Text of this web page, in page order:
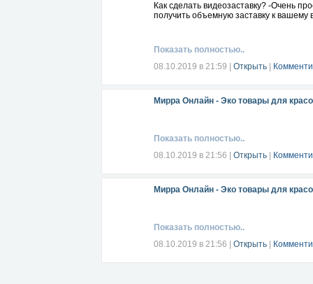
Как сделать видеозаставку? -Очень
получить объемную заставку к вашему
Показать полностью..
08.10.2019 в 21:59
Открыть
Мирра Онлайн - Эко товары для
Показать полностью..
08.10.2019 в 21:56
Открыть
Мирра Онлайн - Эко товары для
Показать полностью..
08.10.2019 в 21:56
Открыть